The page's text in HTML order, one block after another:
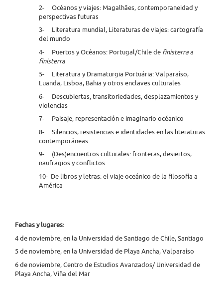
2- Océanos y viajes: Magalhães, contemporaneidad y
perspectivas futuras
3- Literatura mundial, Literaturas de viajes: cartografía
del mundo
4- Puertos y Océanos: Portugal/Chile de finisterra a
finisterra
5- Literatura y Dramaturgia Portuária: Valparaíso,
Luanda, Lisboa, Bahia y otros enclaves culturales
6- Descubiertas, transitoriedades, desplazamientos y
violencias
7- Paisaje, representación e imaginario océanico
8- Silencios, resistencias e identidades en las literaturas
contemporáneas
9- (Des)encuentros culturales: fronteras, desiertos,
naufragios y conflictos
10- De libros y letras: el viaje oceánico de la filosofía a
América
Fechas y lugares:
4 de noviembre, en la Universidad de Santiago de Chile, Santiago
5 de noviembre, en la Universidad de Playa Ancha, Valparaíso
6 de noviembre, Centro de Estudios Avanzados/ Universidad de
Playa Ancha, Viña del Mar